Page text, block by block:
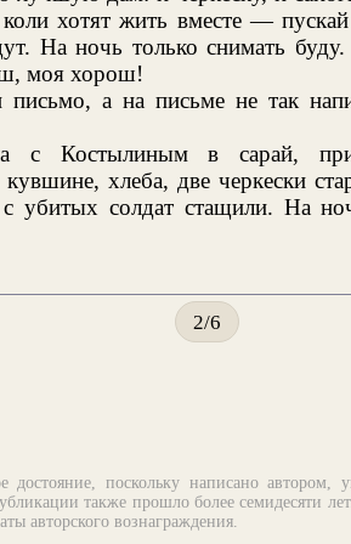
хотят жить вместе —
На ночь только снимать
моя хорош!
письмо, а на письме не так
с Костылиным в сарай,
хлеба, две черкески
с убитых солдат стащили. На
2/6
поскольку написано автором,
также прошло более семидесяти
авторского вознаграждения.